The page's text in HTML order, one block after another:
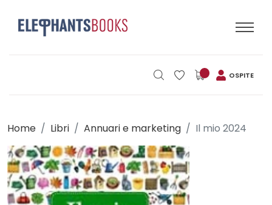
OSPITE
Home Libri Annuari e marketing Il mio 2024